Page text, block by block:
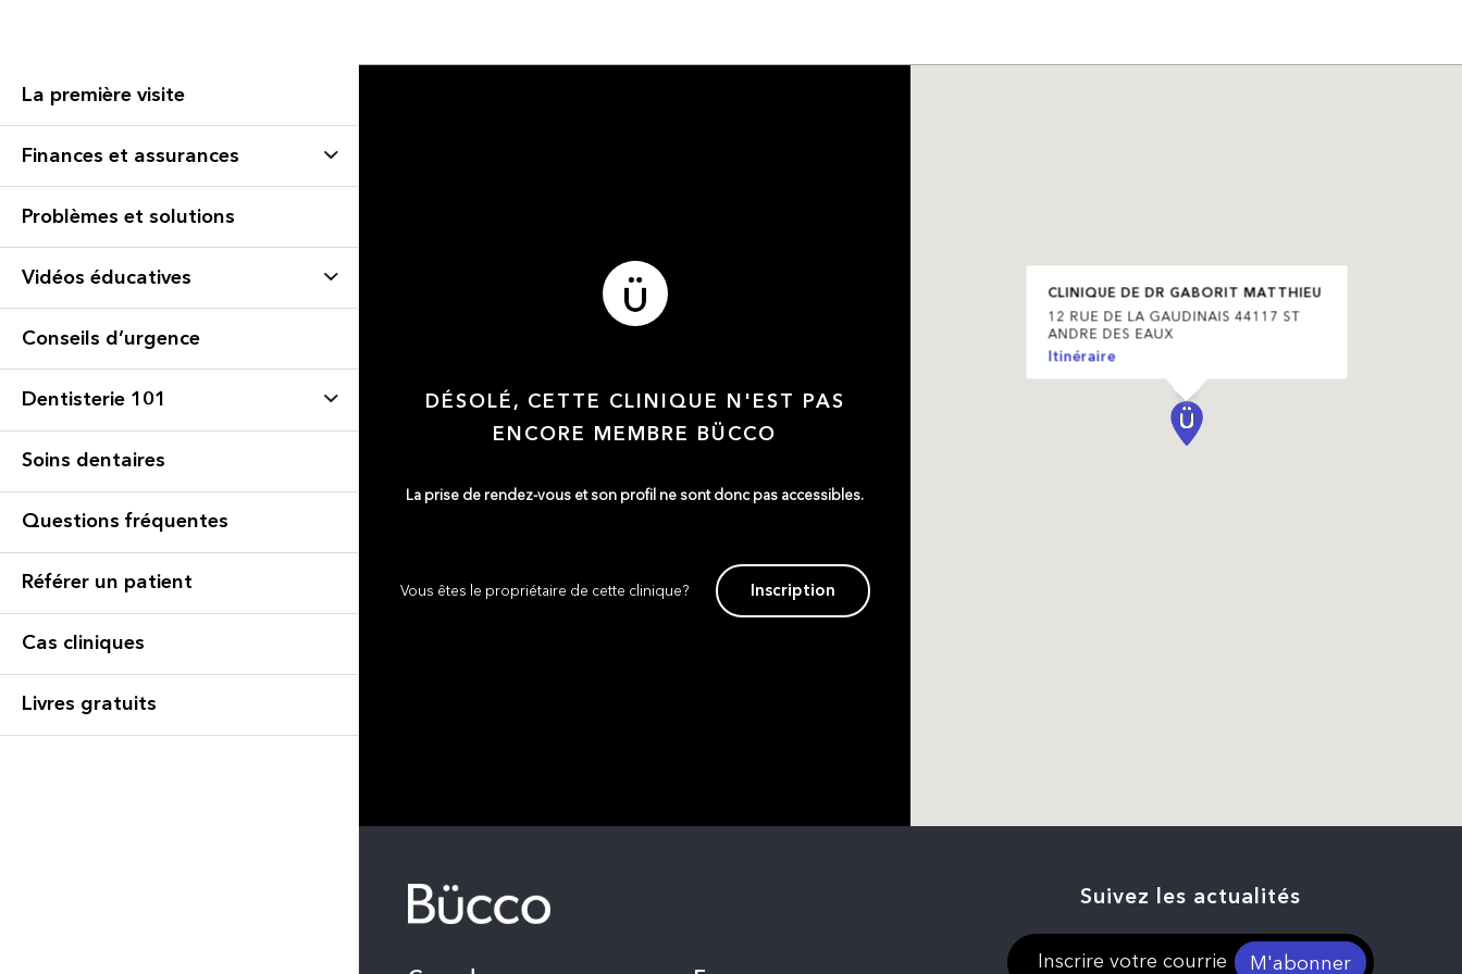
La première visite
Finances et assurances
Problèmes et solutions
Vidéos éducatives
Conseils d’urgence
Dentisterie 101
Soins dentaires
Questions fréquentes
Référer un patient
Cas cliniques
Livres gratuits
DÉSOLÉ, CETTE CLINIQUE N'EST PAS
ENCORE MEMBRE BÜCCO
La prise de rendez-vous et son profil ne sont donc pas accessibles.
Vous êtes le propriétaire de cette clinique? Inscription
CLINIQUE DE DR GABORIT MATTHIEU
12 RUE DE LA GAUDINAIS 44117 ST
ANDRE DES EAUX
Itinéraire
Suivez les actualités
M'abonner